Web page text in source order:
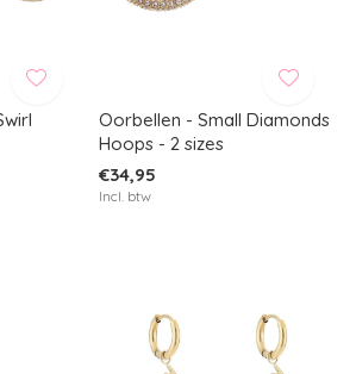
Oorbellen - Small Diamonds
Hoops - 2 sizes
€34,95
Incl. btw